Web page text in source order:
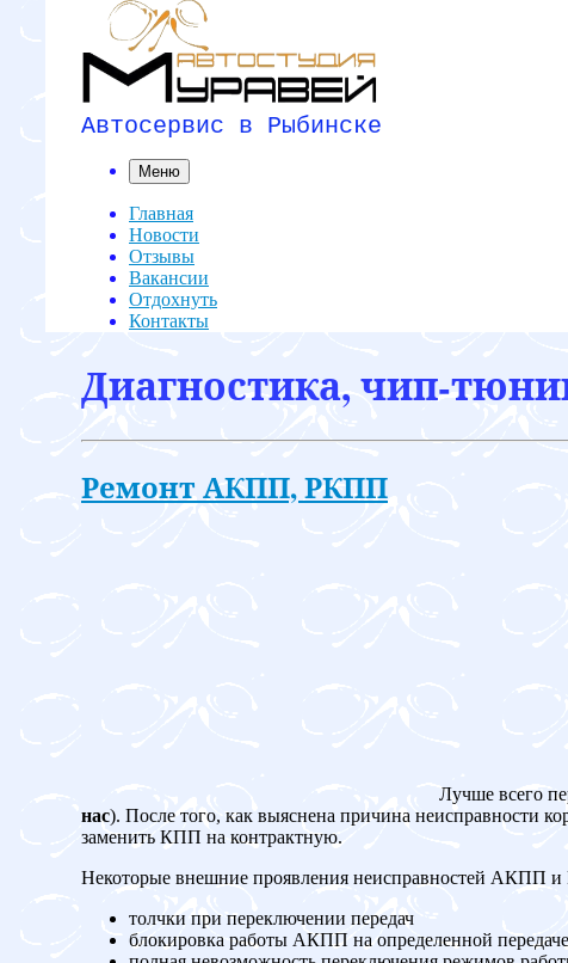
Автосервис в Рыбинске
Меню
Главная
Новости
Отзывы
Вакансии
Отдохнуть
Контакты
Диагностика, чип-
Ремонт АКПП, РКПП
Лучше всего
нас). После того, как выяснена причина неисправности
заменить КПП на контрактную.
Некоторые внешние проявления неисправностей АКПП
толчки при переключении передач
блокировка работы АКПП на определенной передаче